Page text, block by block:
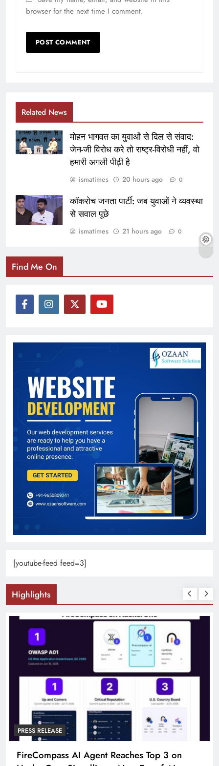
browser for the next time I comment.
Related News
मोहन भागवत का युवाओं से दिल से संवाद:
जेन-जी विरोध करे तो राष्ट्र-विरोधी नहीं, वो
हमारी अगली पीढ़ी है
ismatimes 20 hours ago 0
कॉकरोच जनता पार्टी: जब युवाओं ने व्यवस्था
से सवाल पूछे
ismatimes 21 hours ago 0
Find Me On
[youtube-feed feed=3]
Highlights
PRESS RELEASE
FireCompass AI Agent Reaches Top 3 on